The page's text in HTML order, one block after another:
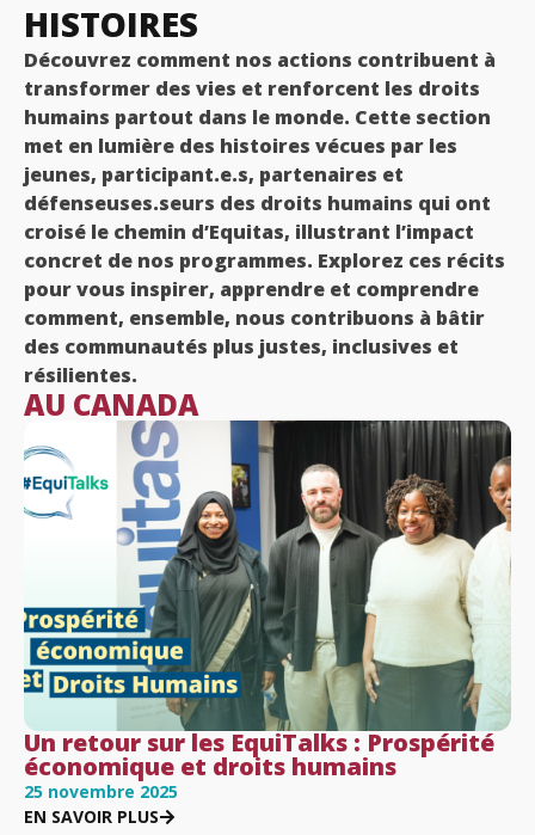
HISTOIRES
Découvrez comment nos actions contribuent à
transformer des vies et renforcent les droits
humains partout dans le monde. Cette section
met en lumière des histoires vécues par les
jeunes, participant.e.s, partenaires et
défenseuses.seurs des droits humains qui ont
croisé le chemin d’Equitas, illustrant l’impact
concret de nos programmes. Explorez ces récits
pour vous inspirer, apprendre et comprendre
comment, ensemble, nous contribuons à bâtir
des communautés plus justes, inclusives et
résilientes.
AU CANADA
Un retour sur les EquiTalks : Prospérité
économique et droits humains
25 novembre 2025
EN SAVOIR PLUS